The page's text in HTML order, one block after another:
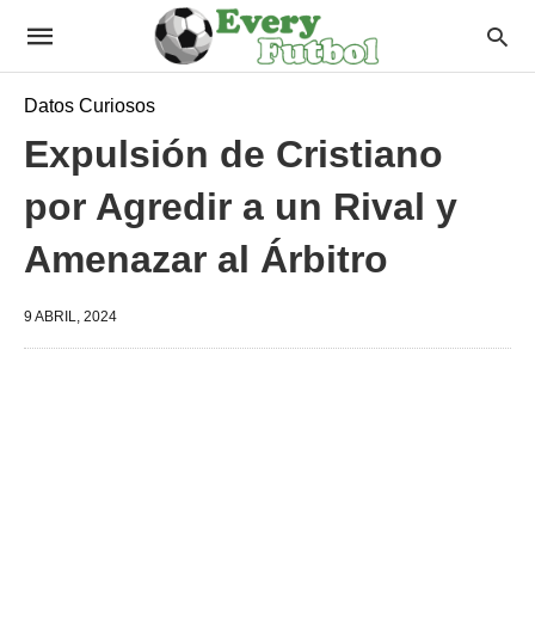
Datos Curiosos
Expulsión de Cristiano
por Agredir a un Rival y
Amenazar al Árbitro
9 ABRIL, 2024